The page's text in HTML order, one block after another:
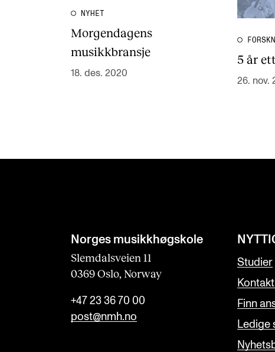
NYHET
Morgendagens
musikkbransje
18. des. 2020
5 år
26. nov.
Norges musikk­høgskole
Slemdalsveien 11
0369 Oslo, Norway
+47 23 36 70 00
post@nmh.no
Studier
Finn
Ledige